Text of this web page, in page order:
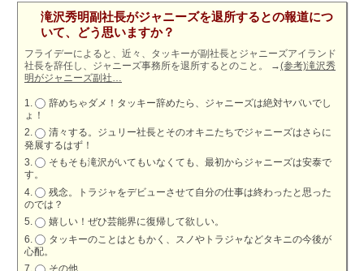
滝沢秀明副社長がジャニーズを退所するとの報道につ
いて、どう思いますか？
フライデーによると、近々、タッキーが副社長とジャニーズアイランド
社長を辞任し、ジャニーズ事務所を退所するとのこと。
→(参考)滝沢秀
明がジャニーズ副社…
辞めちゃダメ！タッキー辞めたら、ジャニーズは絶対ヤバいでし
ょ！
清々する。ジュリー社長とそのオキニたちでジャニーズはさらに
発展するはず！
そもそも滝沢がいてもいなくても、最初からジャニーズは安泰で
す。
残念。トラジャをデビューさせて自分の仕事は終わったと思った
のでは？
嬉しい！ぜひ芸能界に復帰して欲しい。
タッキーのことはともかく、スノやトラジャなどタキニの今後が
心配。